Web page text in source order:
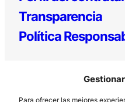
Para ofrecer las mejores
Transparencia
Política